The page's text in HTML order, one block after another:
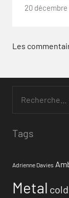
20 décembre
Les
Tags
Adrienne Davies
Metal